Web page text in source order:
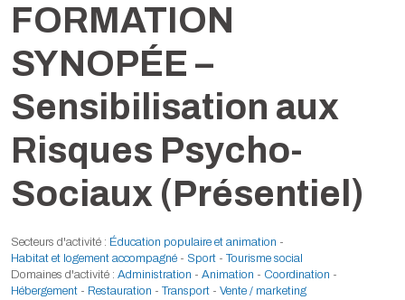
FORMATION
SYNOPÉE –
Sensibilisation aux
Risques Psycho-
Sociaux (Présentiel)
Secteurs d'activité : Éducation populaire et animation -
Habitat et logement accompagné - Sport - Tourisme social
Domaines d'activité : Administration - Animation - Coordination -
Hébergement - Restauration - Transport - Vente / marketing